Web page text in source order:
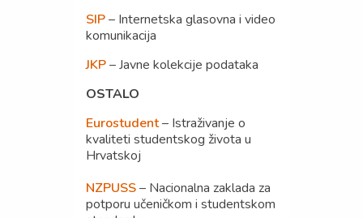
SIP– Internetska glasovna i video
komunikacija
JKP– Javne kolekcije podataka
OSTALO
Eurostudent– Istraživanje o
kvaliteti studentskog života u
Hrvatskoj
NZPUSS– Nacionalna zaklada za
potporu učeničkom i studentskom